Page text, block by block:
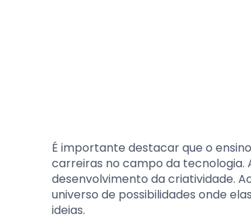
É importante destacar que o
carreiras no campo da
desenvolvimento da criatividade.
universo de possibilidades onde
ideias.